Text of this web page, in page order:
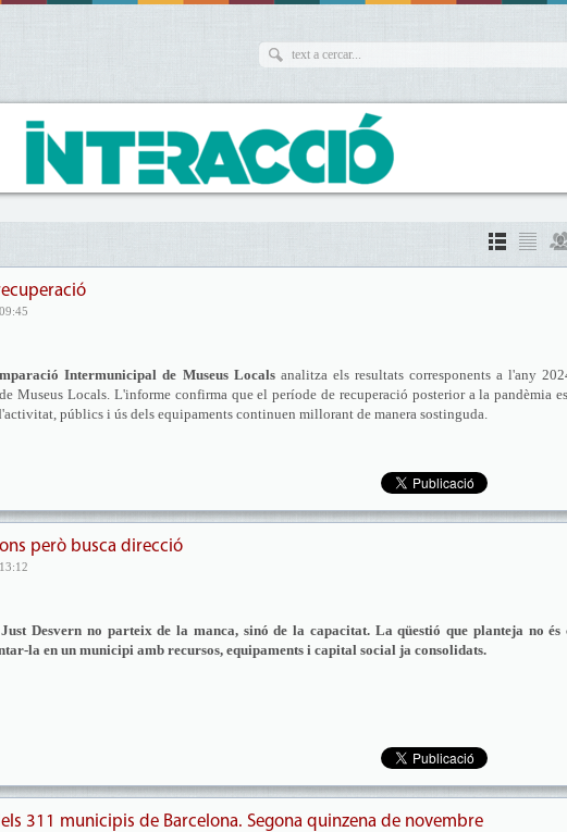
Intermunicipal de Museus Localsanalitza els resultats corresponents a l'any
Museus Locals. L'informe confirma que el període de recuperació posterior a la pandèmia
públics i ús dels equipaments continuen millorant de manera sostinguda.
però busca direcció
Desvern no parteix de la manca, sinó de la capacitat. La qüestió que planteja no és
la en un municipi amb recursos, equipaments i capital social ja consolidats.
311 municipis de Barcelona. Segona quinzena de novembre